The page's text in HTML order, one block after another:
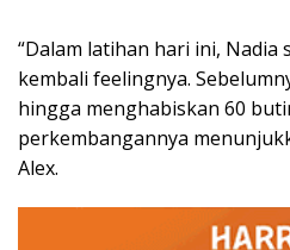
“Dalam latihan hari ini, Nadia
kembali feelingnya.
hingga menghabiskan 60
perkembangannya
Alex.